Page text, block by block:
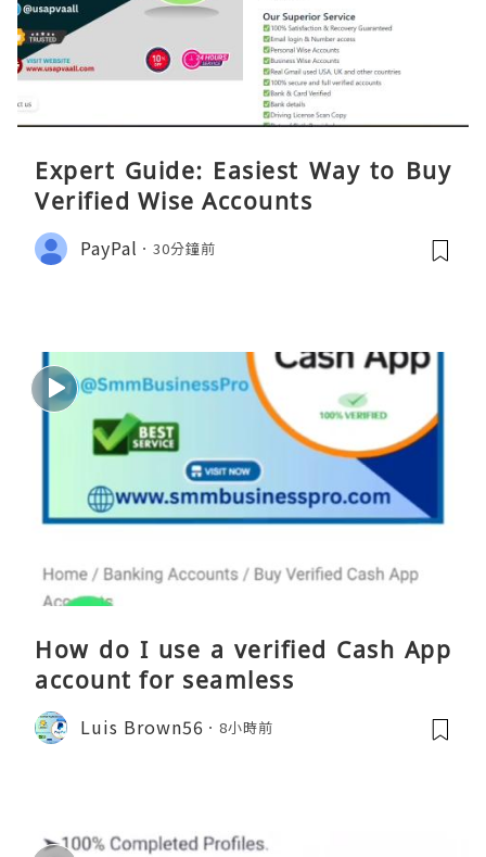
Expert Guide: Easiest Way to Buy
Verified Wise Accounts
PayPal 30分鐘前
How do I use a verified Cash App
account for seamless
Luis Brown56 8小時前